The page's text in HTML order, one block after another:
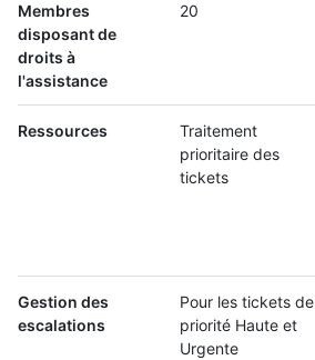
Membres
disposant de
droits à
l'assistance
20
Ressources
Traitement
prioritaire des
tickets
Gestion des
escalations
Pour les tickets de
priorité Haute et
Urgente